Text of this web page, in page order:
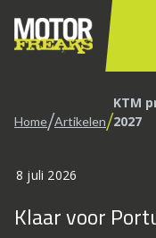
Home/Artikelen/KTM
2027
8 juli 2026
Klaar voor